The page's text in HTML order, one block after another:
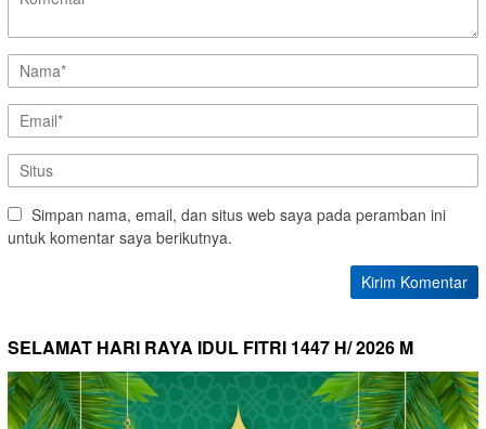
Simpan nama, email, dan situs web saya pada peramban ini
untuk komentar saya berikutnya.
SELAMAT HARI RAYA IDUL FITRI 1447 H/ 2026 M